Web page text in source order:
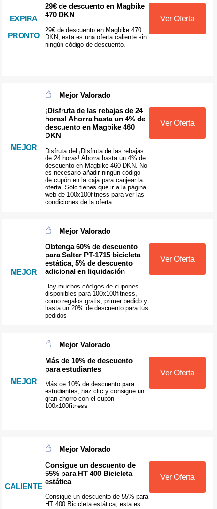
EXPIRA
PRONTO
29€ de descuento en Magbike
470 DKN
29€ de descuento en Magbike 470
DKN, esta es una oferta caliente sin
ningún código de descuento.
Ver Oferta
MEJOR
Mejor Valorado
¡Disfruta de las rebajas de 24
horas! Ahorra hasta un 4% de
descuento en Magbike 460
DKN
Disfruta del ¡Disfruta de las rebajas
de 24 horas! Ahorra hasta un 4% de
descuento en Magbike 460 DKN. No
es necesario añadir ningún código
de cupón en la caja para canjear la
oferta. Sólo tienes que ir a la página
web de 100x100fitness para ver las
condiciones de la oferta.
Ver Oferta
MEJOR
Mejor Valorado
Obtenga 60% de descuento
para Salter PT-1715 bicicleta
estática, 5% de descuento
adicional en liquidación
Hay muchos códigos de cupones
disponibles para 100x100fitness,
como regalos gratis, primer pedido y
hasta un 20% de descuento para tus
pedidos
Ver Oferta
MEJOR
Mejor Valorado
Más de 10% de descuento
para estudiantes
Más de 10% de descuento para
estudiantes, haz clic y consigue un
gran ahorro con el cupón
100x100fitness
Ver Oferta
CALIENTE
Mejor Valorado
Consigue un descuento de
55% para HT 400 Bicicleta
estática
Consigue un descuento de 55% para
HT 400 Bicicleta estática, esta es
Ver Oferta